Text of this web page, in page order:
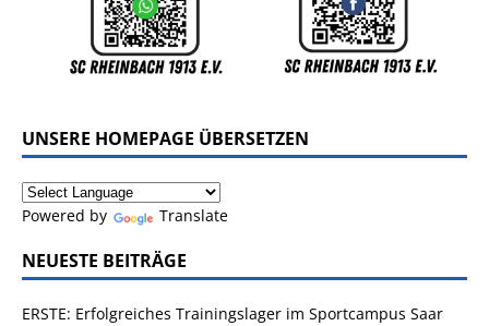
UNSERE HOMEPAGE ÜBERSETZEN
Powered by Translate
NEUESTE BEITRÄGE
ERSTE: Erfolgreiches Trainingslager im Sportcampus Saar